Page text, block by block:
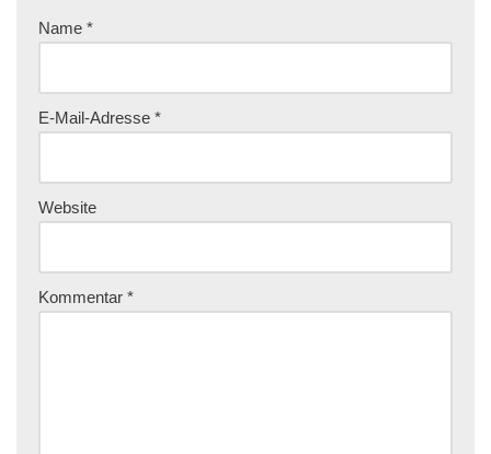
Name *
E-Mail-Adresse *
Website
Kommentar *